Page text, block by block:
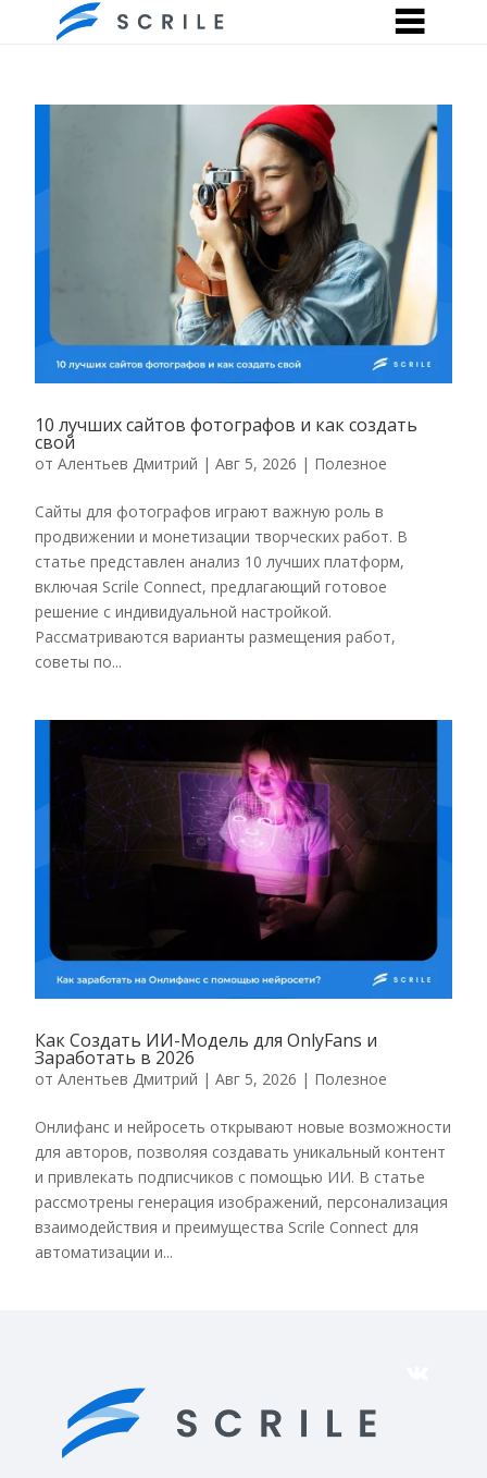
10 лучших сайтов фотографов и как создать
свой
от Алентьев Дмитрий | Авг 5, 2026 | Полезное
Сайты для фотографов играют важную роль в
продвижении и монетизации творческих работ. В
статье представлен анализ 10 лучших платформ,
включая Scrile Connect, предлагающий готовое
решение с индивидуальной настройкой.
Рассматриваются варианты размещения работ,
советы по...
Как Создать ИИ-Модель для OnlyFans и
Заработать в 2026
от Алентьев Дмитрий | Авг 5, 2026 | Полезное
Онлифанс и нейросеть открывают новые возможности
для авторов, позволяя создавать уникальный контент
и привлекать подписчиков с помощью ИИ. В статье
рассмотрены генерация изображений, персонализация
взаимодействия и преимущества Scrile Connect для
автоматизации и...